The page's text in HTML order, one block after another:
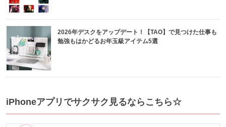
2026年デスクをアップデート！【TAO】で見つけた仕事も
勉強もはかどるお年玉級アイテム5選
iPhoneアプリでサクサク見るならこちら☆